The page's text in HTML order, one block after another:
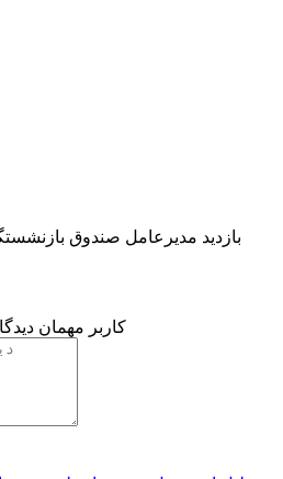
بازدید مدیرعامل صندوق
کاربر مهمان